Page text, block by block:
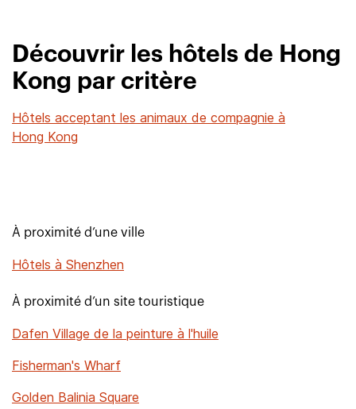
Découvrir les hôtels de Hong
Kong par critère
Hôtels acceptant les animaux de compagnie à
Hong Kong
À proximité d’une ville
Hôtels à Shenzhen
À proximité d’un site touristique
Dafen Village de la peinture à l'huile
Fisherman's Wharf
Golden Balinia Square